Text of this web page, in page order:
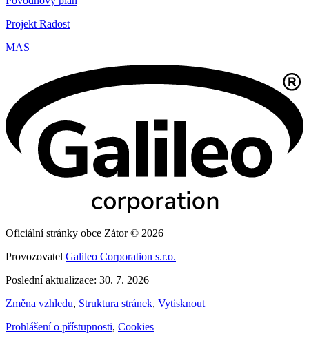
Projekt Radost
MAS
Oficiální stránky obce Zátor © 2026
Provozovatel Galileo Corporation s.r.o.
Poslední aktualizace: 30. 7. 2026
Změna vzhledu, Struktura stránek, Vytisknout
Prohlášení o přístupnosti, Cookies